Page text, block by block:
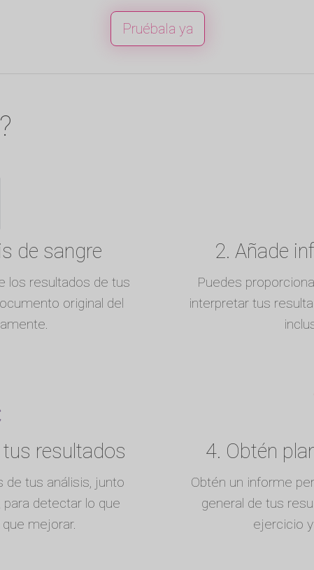
Pruébala ya
de sangre
los resultados de tus
original del
2. Añade
Puedes
interpretar tus
resultados
de tus análisis, junto
detectar lo que
mejorar.
4. Obtén
Obtén un informe
general de tus
ejercicio